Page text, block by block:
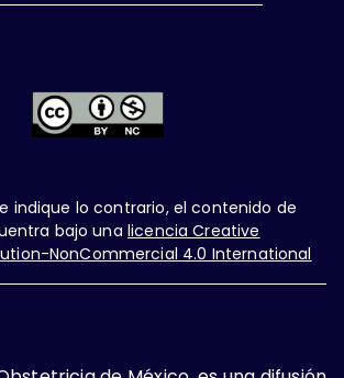
indique lo contrario, el contenido de
bajo una licencia Creative
NonCommercial 4.0 International